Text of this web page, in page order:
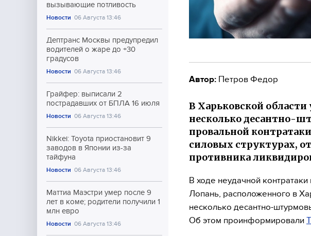
вызывающие потливость
Новости 06 Августа 13:46
Дептранс Москвы предупредил
водителей о жаре до +30
градусов
Новости 06 Августа 13:46
Грайфер: выписали 2
пострадавших от БПЛА 16 июля
Новости 06 Августа 13:46
Nikkei: Toyota приостановит 9
заводов в Японии из-за
тайфуна
Новости 06 Августа 13:46
Маттиа Маэстри умер после 9
лет в коме; родители получили 1
млн евро
Новости 06 Августа 13:46
Автор: Петров Федор
В Харьковской
несколько десантно-
провальной
силовых структурах,
противника
В ходе неудачной
Лопань, расположенного в
несколько десантно-
Об этом проинформировали